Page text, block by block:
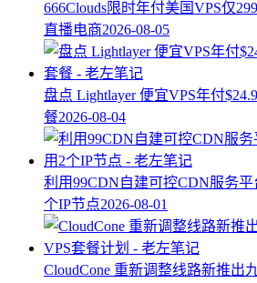
666Clouds限时年付美国VPS仅
直播电商2026-08-05
盘点 Lightlayer 便宜VPS年付
餐2026-08-04
利用99CDN自建可控CDN服务
个IP节点2026-08-01
CloudCone 重新调整线路新推出